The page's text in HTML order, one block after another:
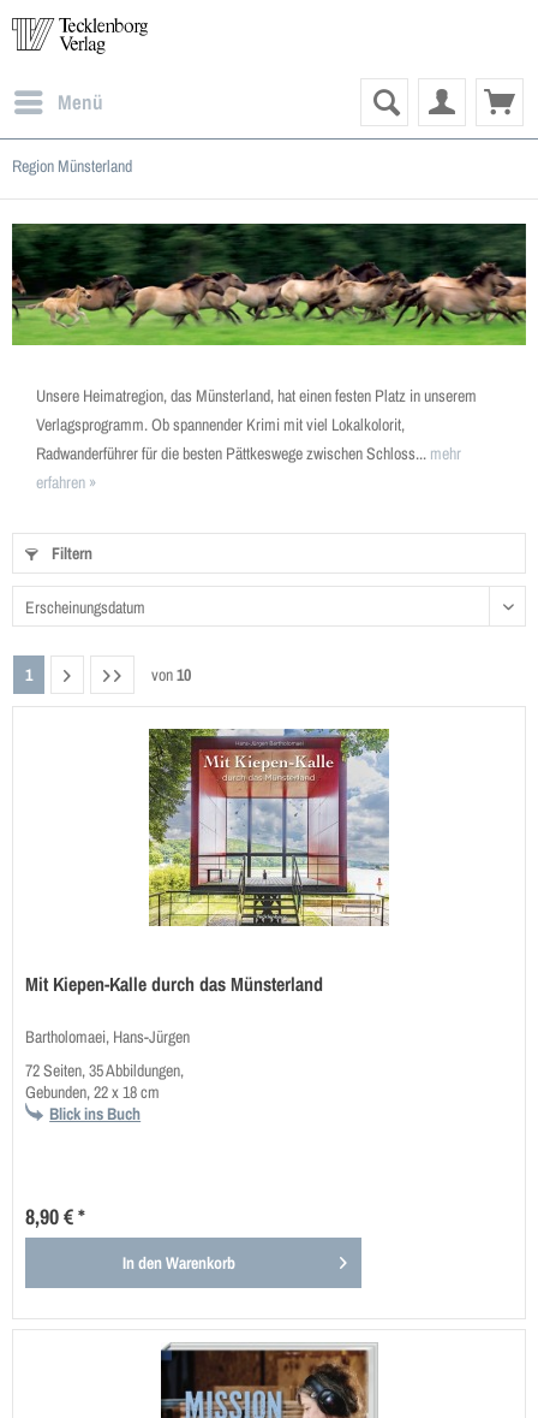
Menü
Region Münsterland
Unsere Heimatregion, das Münsterland, hat einen festen Platz in unserem
Verlagsprogramm. Ob spannender Krimi mit viel Lokalkolorit,
Radwanderführer für die besten Pättkeswege zwischen Schloss... mehr
erfahren »
Filtern
1 von10
Mit Kiepen-Kalle durch das Münsterland
Bartholomaei, Hans-Jürgen
72 Seiten, 35 Abbildungen,
Gebunden, 22 x 18 cm
Blick ins Buch
8,90 € *
In denWarenkorb